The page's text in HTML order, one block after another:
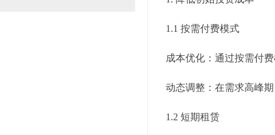
1.1 按需付费模式
成本优化：通过按需付
动态调整：在需求高峰
1.2 短期租赁